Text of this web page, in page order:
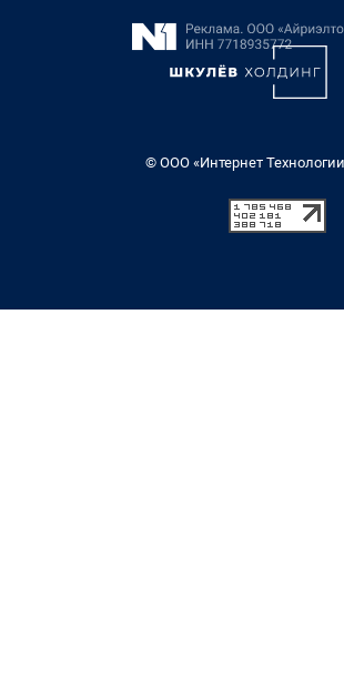
© ООО «Интернет